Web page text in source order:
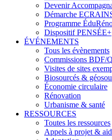
Devenir
Démarche
Programme
Dispositif PENSÉE+
ÉVÉNEMENTS
Tous les évènements
Commissions
Visites de sites
Biosourcés &
Économie circulaire
Rénovation
Urbanisme & santé
RESSOURCES
Toutes les ressources
Appels à projet &